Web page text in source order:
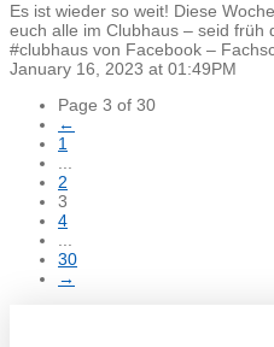
Es ist wieder so weit! Diese
euch alle im Clubhaus – seid früh
#clubhaus von Facebook –
January 16, 2023 at 01:49PM
Page 3 of 30
←
1
2
3
4
30
→